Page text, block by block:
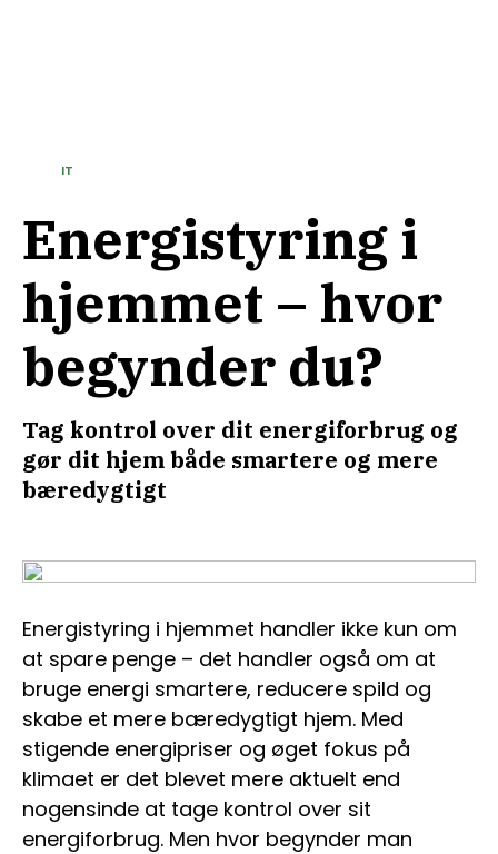
Energistyring i
hjemmet – hvor
begynder du?
Tag kontrol over dit energiforbrug og
gør dit hjem både smartere og mere
bæredygtigt
IT
Energistyring i hjemmet handler ikke kun om
at spare penge – det handler også om at
bruge energi smartere, reducere spild og
skabe et mere bæredygtigt hjem. Med
stigende energipriser og øget fokus på
klimaet er det blevet mere aktuelt end
nogensinde at tage kontrol over sit
energiforbrug. Men hvor begynder man